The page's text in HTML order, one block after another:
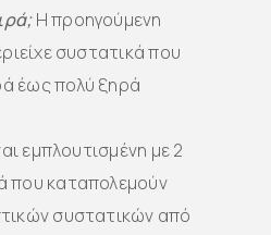
Η προηγούμενη
συστατικά που
έως πολύ ξηρά
εμπλουτισμένη με 2
που καταπολεμούν
συστατικών από